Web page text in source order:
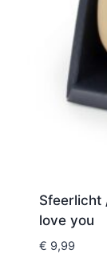
Sfeerlicht
love you
€ 9,99